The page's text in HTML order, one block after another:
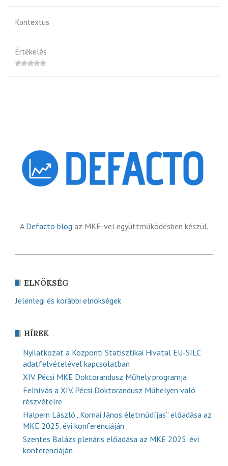
Kontextus
Értékelés
A Defacto blog az MKE-vel együttműködésben készül.
ELNÖKSÉG
Jelenlegi és korábbi elnökségek
HÍREK
Nyilatkozat a Központi Statisztikai Hivatal EU-SILC
adatfelvételével kapcsolatban
XIV. Pécsi MKE Doktorandusz Műhely programja
Felhívás a XIV. Pécsi Doktorandusz Műhelyen való
részvételre
Halpern László „Kornai János életműdíjas” előadása az
MKE 2025. évi konferenciáján
Szentes Balázs plenáris előadása az MKE 2025. évi
konferenciáján